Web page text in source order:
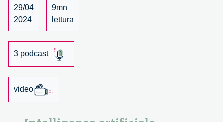
il
locale
e
globale
29/04
2024
9mn
lettura
3 podcast
video